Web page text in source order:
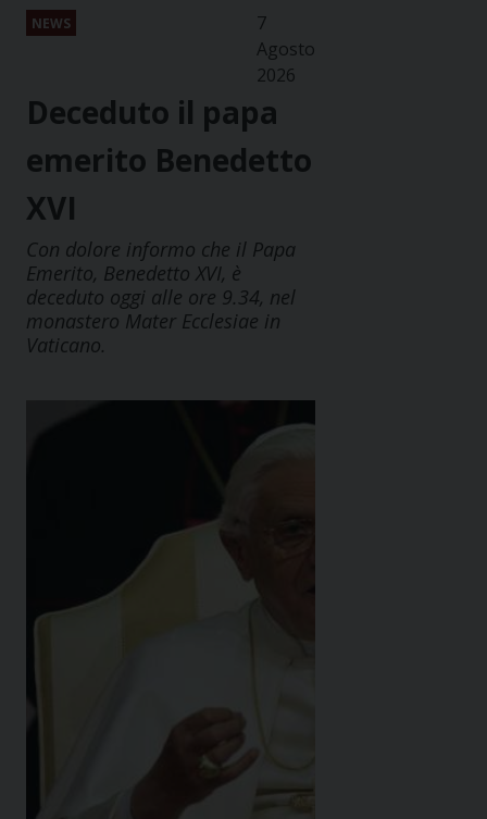
NEWS
7
Agosto
2026
Deceduto il papa
emerito Benedetto
XVI
Con dolore informo che il Papa
Emerito, Benedetto XVI, è
deceduto oggi alle ore 9.34, nel
monastero Mater Ecclesiae in
Vaticano.